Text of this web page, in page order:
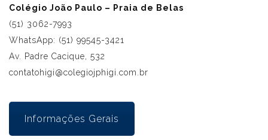
Colégio João Paulo – Praia de Belas
(51) 3062-7993
WhatsApp: (51) 99545-3421
Av. Padre Cacique, 532
contatohigi@colegiojphigi.com.br
Informações Gerais